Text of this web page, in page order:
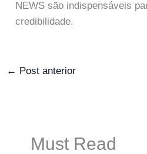
NEWS são indispensáveis
credibilidade.
← Post anterior
Must Read